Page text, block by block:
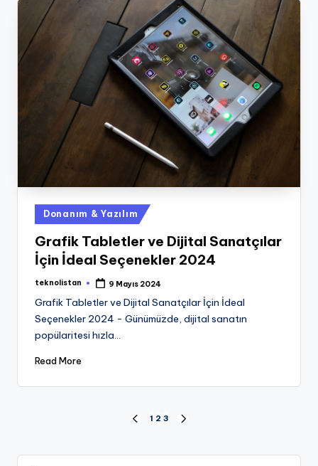
Posted
in
Donanım & Yazılım
Grafik Tabletler ve Dijital Sanatçılar
İçin İdeal Seçenekler 2024
Posted
teknolistan 9 Mayıs 2024
Grafik Tabletler ve Dijital Sanatçılar İçin İdeal
Seçenekler 2024 - Günümüzde, dijital sanatın
popülaritesi hızla…
Read More
pagination
PREVIOUS
1 2 3